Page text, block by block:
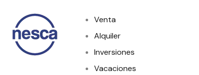
Venta
Alquiler
Inversiones
Vacaciones